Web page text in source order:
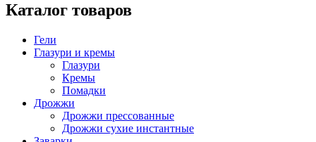
Каталог товаров
Гели
Глазури и кремы
Глазури
Кремы
Помадки
Дрожжи
Дрожжи прессованные
Дрожжи сухие инстантные